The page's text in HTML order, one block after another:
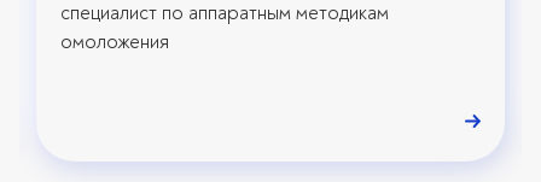
специалист по аппаратным методикам
омоложения